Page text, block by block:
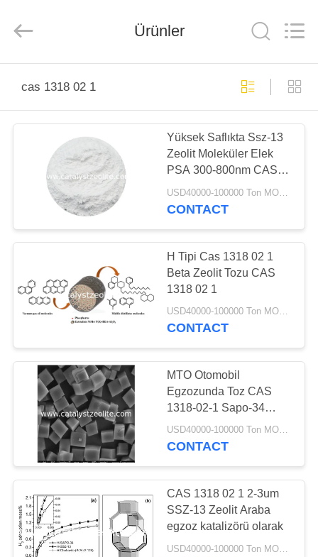
ÜRÜNLER
HAKKIMIZDA
FABRIKA
TURU
KALITE
KONTROL
BIZE
ULAŞIN
HABERLER
VAKALAR
SITE
HARITASI
Rights
Ürünler
cas 1318 02 1
Yüksek Saflıkta Ssz-13
Zeolit ​​Moleküler Elek
PSA 300-800nm ​​CAS
1318-02-1
USD40000-100000 Ton MOQ:1 kg
CONTACT
H Tipi Cas 1318 02 1
Beta Zeolit ​​Tozu CAS
1318 02 1
USD40000-100000 Ton MOQ:1 kg
CONTACT
MTO Otomobil
Egzozunda Toz CAS
1318-02-1 Sapo-34
Zeolit ​​Katalizörü
USD40000-100000 Ton MOQ:1 kg
CONTACT
CAS 1318 02 1 2-3um
SSZ-13 Zeolit ​​Araba
egzoz katalizörü olarak